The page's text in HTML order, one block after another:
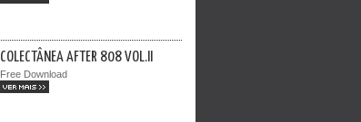
COLECTÂNEA AFTER 808 VOL.II
Free Download
VER MAIS >>